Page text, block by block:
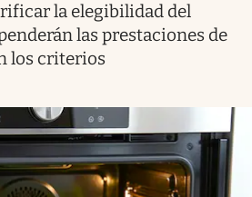
la elegibilidad del
las prestaciones de
los criterios